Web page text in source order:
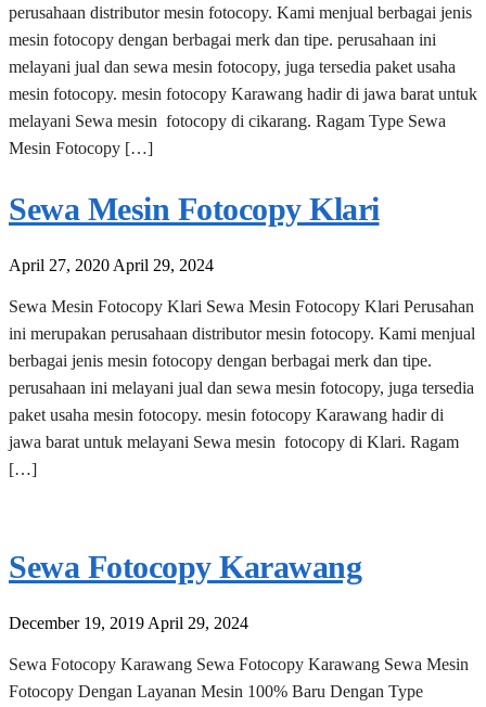
perusahaan distributor mesin fotocopy. Kami menjual berbagai jenis
mesin fotocopy dengan berbagai merk dan tipe. perusahaan ini
melayani jual dan sewa mesin fotocopy, juga tersedia paket usaha
mesin fotocopy. mesin fotocopy Karawang hadir di jawa barat untuk
melayani Sewa mesin fotocopy di cikarang. Ragam Type Sewa
Mesin Fotocopy […]
Sewa Mesin Fotocopy Klari
April 27, 2020 April 29, 2024
Sewa Mesin Fotocopy Klari Sewa Mesin Fotocopy Klari Perusahan
ini merupakan perusahaan distributor mesin fotocopy. Kami menjual
berbagai jenis mesin fotocopy dengan berbagai merk dan tipe.
perusahaan ini melayani jual dan sewa mesin fotocopy, juga tersedia
paket usaha mesin fotocopy. mesin fotocopy Karawang hadir di
jawa barat untuk melayani Sewa mesin fotocopy di Klari. Ragam
[…]
Sewa Fotocopy Karawang
December 19, 2019 April 29, 2024
Sewa Fotocopy Karawang Sewa Fotocopy Karawang Sewa Mesin
Fotocopy Dengan Layanan Mesin 100% Baru Dengan Type